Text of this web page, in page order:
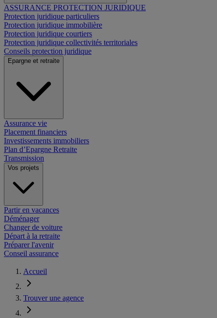
ASSURANCE PROTECTION JURIDIQUE
Protection juridique particuliers
Protection juridique immobilière
Protection juridique courtiers
Protection juridique collectivités territoriales
Conseils protection juridique
Epargne et retraite
Assurance vie
Placement financiers
Investissements immobiliers
Plan d’Epargne Retraite
Transmission
Vos projets
Partir en vacances
Déménager
Changer de voiture
Départ à la retraite
Préparer l'avenir
Conseil assurance
Accueil
Trouver une agence